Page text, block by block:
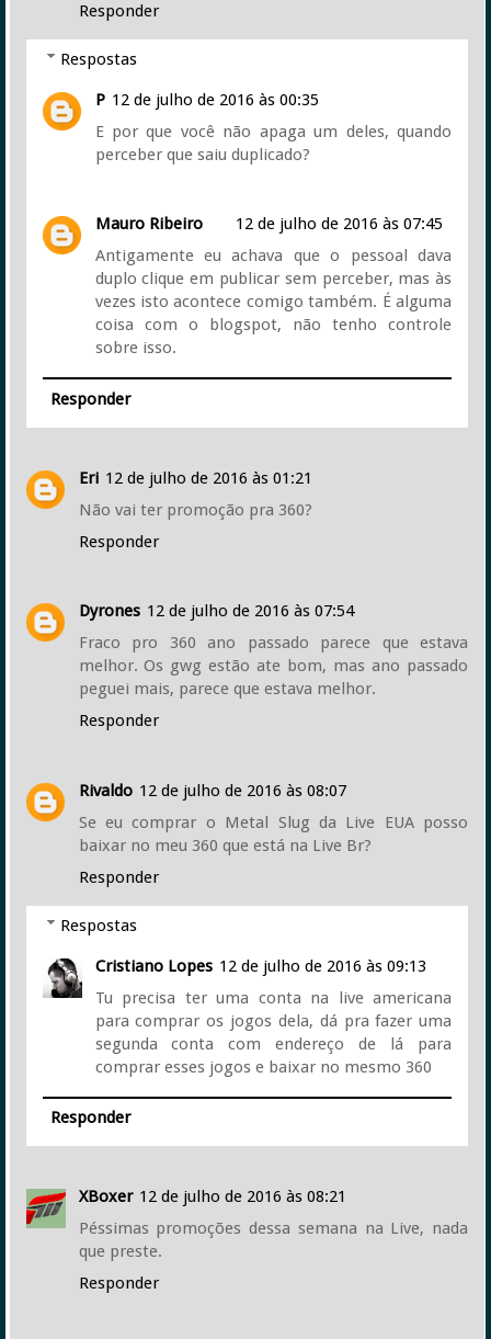
Responder
Respostas
P 12 de julho de 2016 às 00:35
E por que você não apaga um deles, quando
perceber que saiu duplicado?
Mauro Ribeiro
12 de julho de 2016 às 07:45
Antigamente eu achava que o pessoal dava
duplo clique em publicar sem perceber, mas às
vezes isto acontece comigo também. É alguma
coisa com o blogspot, não tenho controle
sobre isso.
Responder
Eri 12 de julho de 2016 às 01:21
Não vai ter promoção pra 360?
Responder
Dyrones 12 de julho de 2016 às 07:54
Fraco pro 360 ano passado parece que estava
melhor. Os gwg estão ate bom, mas ano passado
peguei mais, parece que estava melhor.
Responder
Rivaldo 12 de julho de 2016 às 08:07
Se eu comprar o Metal Slug da Live EUA posso
baixar no meu 360 que está na Live Br?
Responder
Respostas
Cristiano Lopes 12 de julho de 2016 às 09:13
Tu precisa ter uma conta na live americana
para comprar os jogos dela, dá pra fazer uma
segunda conta com endereço de lá para
comprar esses jogos e baixar no mesmo 360
Responder
XBoxer 12 de julho de 2016 às 08:21
Péssimas promoções dessa semana na Live, nada
que preste.
Responder